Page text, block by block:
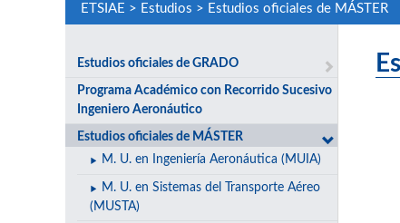
ETSIAE > Estudios > Estudios oficiales de MÁSTER
Estudios oficiales de GRADO
Programa Académico con Recorrido Sucesivo
Ingeniero Aeronáutico
Estudios oficiales de MÁSTER
M. U. en Ingeniería Aeronáutica (MUIA)
M. U. en Sistemas del Transporte Aéreo
(MUSTA)